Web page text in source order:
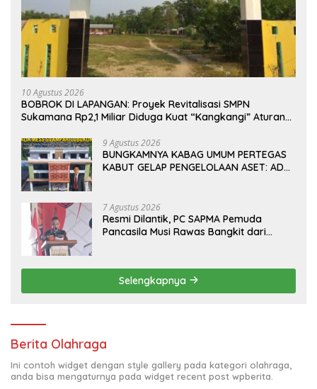
10 Agustus 2026
BOBROK DI LAPANGAN: Proyek Revitalisasi SMPN
Sukamana Rp2,1 Miliar Diduga Kuat “Kangkangi” Aturan
Tangan!
9 Agustus 2026
BUNGKAMNYA KABAG UMUM PERTEGAS
KABUT GELAP PENGELOLAAN ASET: ADA
7 Agustus 2026
Resmi Dilantik, PC SAPMA Pemuda
Pancasila Musi Rawas Bangkit dari
Selengkapnya
Berita Olahraga
Ini contoh widget dengan style gallery pada kategori olahraga,
anda bisa mengaturnya pada widget recent post wpberita.